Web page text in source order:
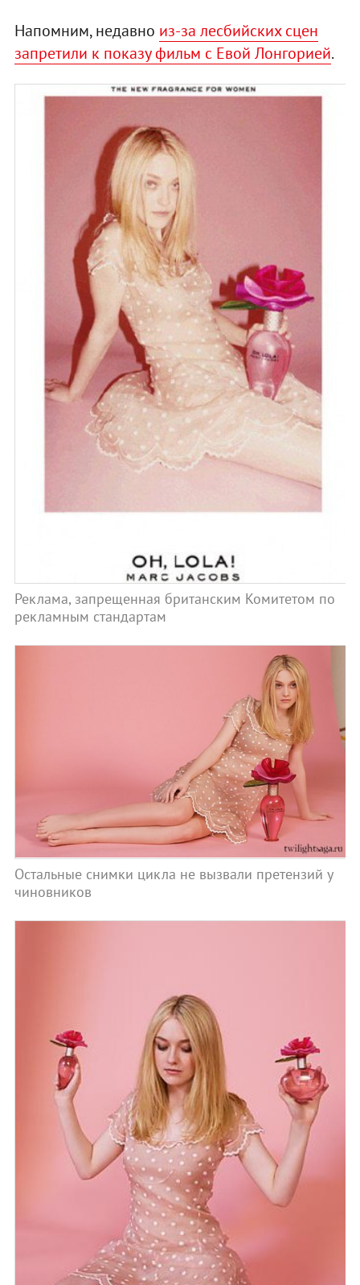
Напомним, недавно из-за лесбийских сцен
запретили к показу фильм с Евой Лонгорией.
Реклама, запрещенная британским Комитетом по
рекламным стандартам
Остальные снимки цикла не вызвали претензий у
чиновников